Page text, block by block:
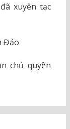
xuyên tạc
Đảo
chủ quyền